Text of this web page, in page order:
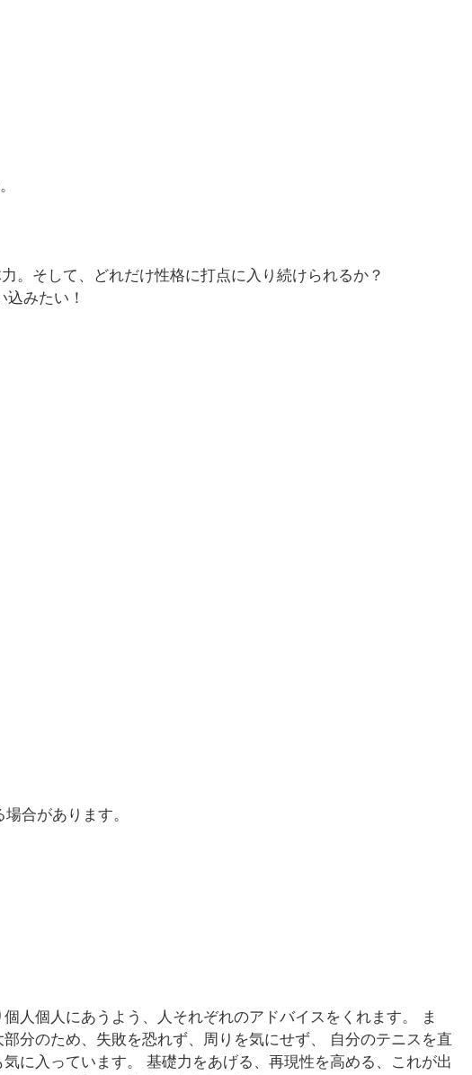
。そして、どれだけ性格に打点に入り続けられるか？
みたい！
合があります。
人個人にあうよう、人それぞれのアドバイスをくれます。 ま
分のため、失敗を恐れず、周りを気にせず、 自分のテニスを直
に入っています。 基礎力をあげる、再現性を高める、これが出